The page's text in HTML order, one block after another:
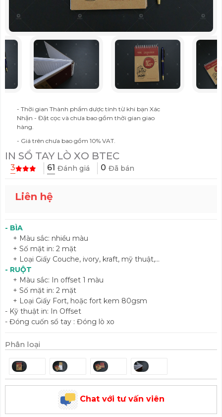
- Thời gian Thành phẩm dược tính từ khi bạn Xác
Nhận - Đặt cọc và chưa bao gồm thời gian giao
hàng.
- Giá trên chưa bao gồm 10% VAT.
IN SỔ TAY LÒ XO BTEC
3 61 Đánh giá 0 Đã bán
Liên hệ
- BÌA
+ Màu sắc: nhiều màu
+ Số mặt in: 2 mặt
+ Loại Giấy Couche, ivory, kraft, mỹ thuật,...
- RUỘT
+ Màu sắc: In offset 1 màu
+ Số mặt in: 2 mặt
+ Loại Giấy Fort, hoặc fort kem 80gsm
- Kỹ thuật in: In Offset
- Đóng cuốn sổ tay : Đóng lò xo
Phân loại
Chat với tư vấn viên